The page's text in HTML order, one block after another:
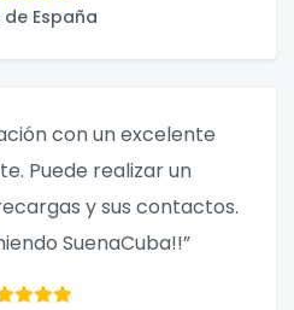
de España
con un excelente
Puede realizar un
y sus contactos.
SuenaCuba!!”